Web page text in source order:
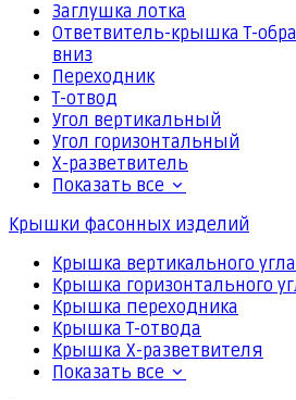
Заглушка лотка
Ответвитель-крышка Т-
вниз
Переходник
Т-отвод
Угол вертикальный
Угол горизонтальный
Х-разветвитель
Показать все
Крышки фасонных изделий
Крышка вертикального угла
Крышка горизонтального
Крышка переходника
Крышка Т-отвода
Крышка Х-разветвителя
Показать все